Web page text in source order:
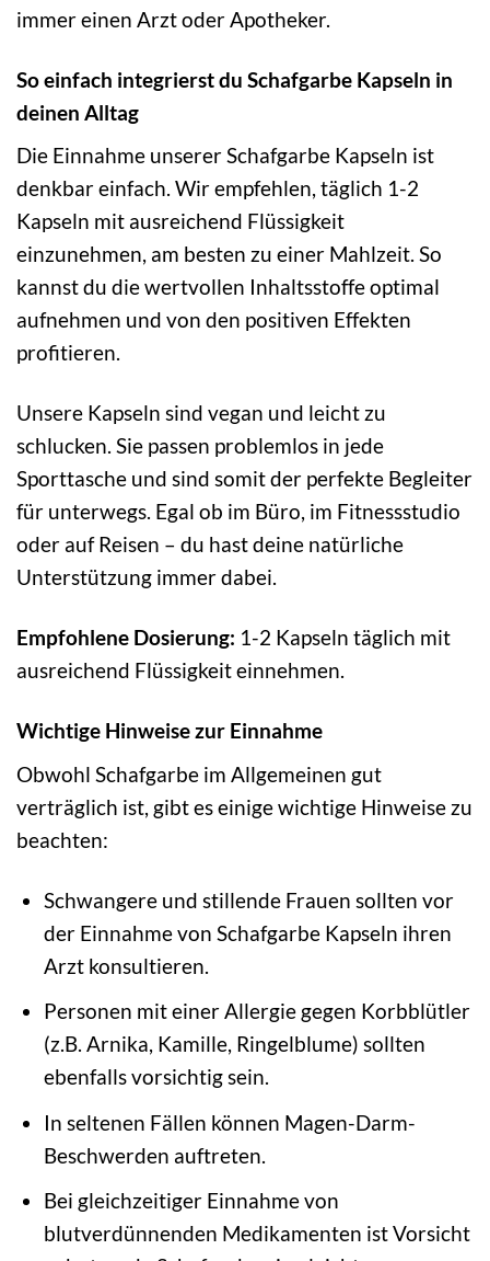
immer einen Arzt oder Apotheker.
So einfach integrierst du Schafgarbe Kapseln in
deinen Alltag
Die Einnahme unserer Schafgarbe Kapseln ist
denkbar einfach. Wir empfehlen, täglich 1-2
Kapseln mit ausreichend Flüssigkeit
einzunehmen, am besten zu einer Mahlzeit. So
kannst du die wertvollen Inhaltsstoffe optimal
aufnehmen und von den positiven Effekten
profitieren.
Unsere Kapseln sind vegan und leicht zu
schlucken. Sie passen problemlos in jede
Sporttasche und sind somit der perfekte Begleiter
für unterwegs. Egal ob im Büro, im Fitnessstudio
oder auf Reisen – du hast deine natürliche
Unterstützung immer dabei.
Empfohlene Dosierung: 1-2 Kapseln täglich mit
ausreichend Flüssigkeit einnehmen.
Wichtige Hinweise zur Einnahme
Obwohl Schafgarbe im Allgemeinen gut
verträglich ist, gibt es einige wichtige Hinweise zu
beachten:
Schwangere und stillende Frauen sollten vor
der Einnahme von Schafgarbe Kapseln ihren
Arzt konsultieren.
Personen mit einer Allergie gegen Korbblütler
(z.B. Arnika, Kamille, Ringelblume) sollten
ebenfalls vorsichtig sein.
In seltenen Fällen können Magen-Darm-
Beschwerden auftreten.
Bei gleichzeitiger Einnahme von
blutverdünnenden Medikamenten ist Vorsicht